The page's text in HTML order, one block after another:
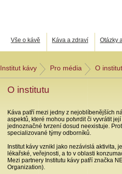
Vše o kávě Káva a zdraví Otázky
Institut kávy Pro média O
O institutu
Káva patří mezi jedny z nejoblíbenějších
aspektů, které mohou potvrdit či vyvrátit
jednoznačné tvrzení dosud neexistuje.
specializované týmy odborníků.
Institut kávy vznikl jako nezávislá aktivita,
lékařské, veřejnosti, a to v oblasti
Mezi partnery Institutu kávy patří značka
Organization).